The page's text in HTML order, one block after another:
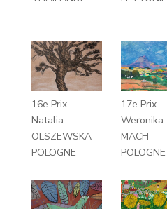
16e Prix -
Natalia
OLSZEWSKA -
POLOGNE
17e Prix -
Weronika
MACH -
POLOGNE